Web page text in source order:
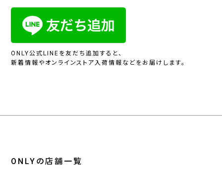
ONLY公式LINEを友だち追加すると、
新着情報やオンラインストア入荷情報などをお届けします。
ONLYの店舗一覧